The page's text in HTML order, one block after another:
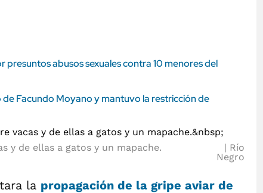
presuntos abusos sexuales contra 10 menores del
de Facundo Moyano y mantuvo la restricción de
y de ellas a gatos y un mapache.
Río
Negro
la propagación de la gripe aviar de